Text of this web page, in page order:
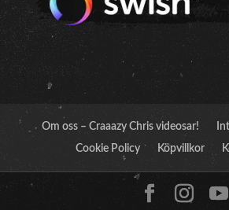
Om oss – Craaazy Chris videosar!
Cookie Policy
Köpvillkor